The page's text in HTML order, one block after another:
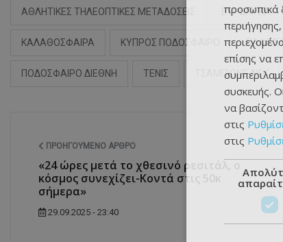
ΑΘΛΗΤΙΚΕΣ ΤΗΛΕΟΠΤΙΚΕΣ ΜΕΤΑΔΟΣΕΙΣ ΕΥΡΩΛΙΓΚΑ
ΚΑΛΑΘΟΣΦΑΙΡΑ ΚΥΠΡΟΣ ΠΟΔΟΣΦΑΙΡΟ ΠΑΦΟΣ
ΠΟΔΟΣΦΑΙΡΟ ΔΙΕΘΝΗ ΤΕΝΙΣ ΤΣΑΜΠΙΟΝΣ ΛΙΓΚ
ΠΡΟΗΓΟΎΜΕΝΟ ΆΡΘΡΟ
«24 ώρες μετά το χθεσινό ρεσιτάλ, ο
κόσμος συνεχίζει-Κοντά στις 50κ
σήμερα»
29.09.2025 - 23:40
προσωπικά
επίσης να
συσκευής.
να
στις
στις